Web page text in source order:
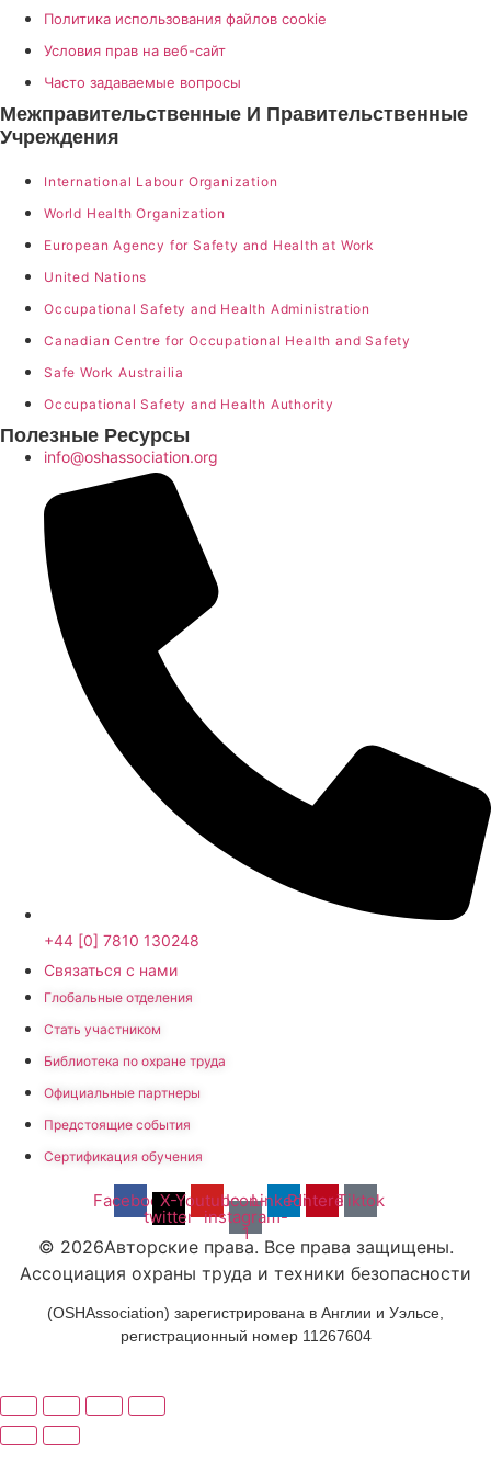
Политика использования файлов cookie
Условия прав на веб-сайт
Часто задаваемые вопросы
Межправительственные И Правительственные
Учреждения
International Labour Organization
World Health Organization
European Agency for Safety and Health at Work
United Nations
Occupational Safety and Health Administration
Canadian Centre for Occupational Health and Safety
Safe Work Austrailia
Occupational Safety and Health Authority
Полезные Ресурсы
info@oshassociation.org
+44 [0] 7810 130248
Связаться с нами
Глобальные отделения
Стать участником
Библиотека по охране труда
Официальные партнеры
Предстоящие события
Сертификация обучения
FacebookX-
twitter
YoutubeIcon-
instagram-
1
LinkedinPinterestTiktok
© 2026Авторские права. Все права защищены.
Ассоциация охраны труда и техники безопасности
(OSHAssociation) зарегистрирована в Англии и Уэльсе,
регистрационный номер 11267604